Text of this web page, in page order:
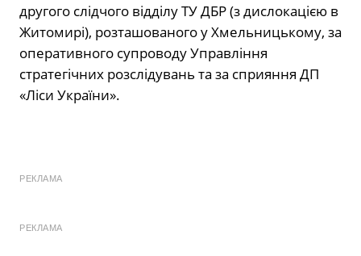
другого слідчого відділу ТУ ДБР (з дислокацією в
Житомирі), розташованого у Хмельницькому, за
оперативного супроводуУправління
стратегічних розслідувань та за сприяння ДП
«Ліси України».
РЕКЛАМА
РЕКЛАМА